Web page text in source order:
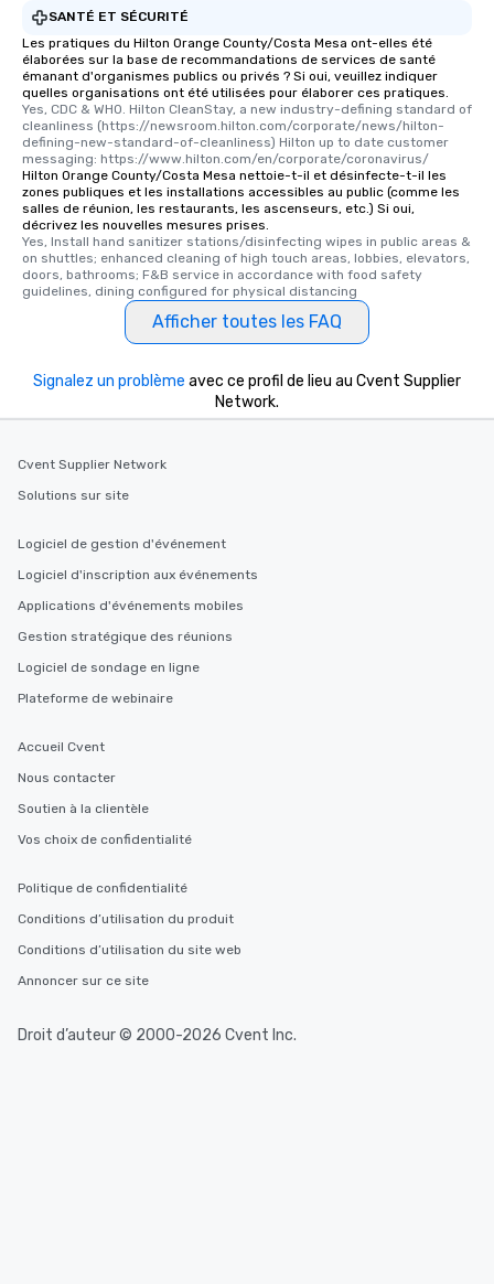
SANTÉ ET SÉCURITÉ
Les pratiques du Hilton Orange County/Costa Mesa ont-elles été
élaborées sur la base de recommandations de services de santé
émanant d'organismes publics ou privés ? Si oui, veuillez indiquer
quelles organisations ont été utilisées pour élaborer ces pratiques.
Yes, CDC & WHO. Hilton CleanStay, a new industry-defining standard of
cleanliness (https://newsroom.hilton.com/corporate/news/hilton-
defining-new-standard-of-cleanliness) Hilton up to date customer
messaging: https://www.hilton.com/en/corporate/coronavirus/
Hilton Orange County/Costa Mesa nettoie-t-il et désinfecte-t-il les
zones publiques et les installations accessibles au public (comme les
salles de réunion, les restaurants, les ascenseurs, etc.) Si oui,
décrivez les nouvelles mesures prises.
Yes, Install hand sanitizer stations/disinfecting wipes in public areas &
on shuttles; enhanced cleaning of high touch areas, lobbies, elevators,
doors, bathrooms; F&B service in accordance with food safety
guidelines, dining configured for physical distancing
Afficher toutes les FAQ
Signalez un problème avec ce profil de lieu au Cvent Supplier
Network.
Cvent Supplier Network
Solutions sur site
Logiciel de gestion d'événement
Logiciel d'inscription aux événements
Applications d'événements mobiles
Gestion stratégique des réunions
Logiciel de sondage en ligne
Plateforme de webinaire
Accueil Cvent
Nous contacter
Soutien à la clientèle
Vos choix de confidentialité
Politique de confidentialité
Conditions d’utilisation du produit
Conditions d’utilisation du site web
Annoncer sur ce site
Droit d’auteur © 2000-2026 Cvent Inc.